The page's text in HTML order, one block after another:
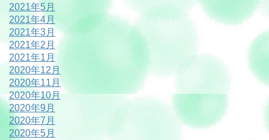
2021年5月
2021年4月
2021年3月
2021年2月
2021年1月
2020年12月
2020年11月
2020年10月
2020年9月
2020年7月
2020年5月